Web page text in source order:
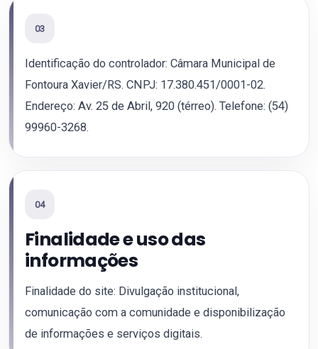
03
Identificação do controlador: Câmara Municipal de
Fontoura Xavier/RS. CNPJ: 17.380.451/0001-02.
Endereço: Av. 25 de Abril, 920 (térreo). Telefone: (54)
99960-3268.
04
Finalidade e uso das
informações
Finalidade do site: Divulgação institucional,
comunicação com a comunidade e disponibilização
de informações e serviços digitais.